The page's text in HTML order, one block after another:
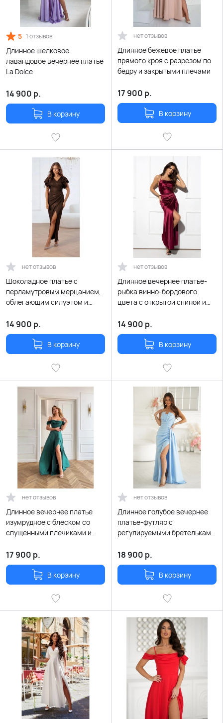
5 1 отзывов
Длинное шелковое
лавандовое вечернее платье
La Dolce
14 900 р.
В корзину
нет отзывов
Длинное бежевое платье
прямого кроя с разрезом по
бедру и закрытыми плечами
17 900 р.
В корзину
нет отзывов
Шоколадное платье с
перламутровым мерцанием,
облегающим силуэтом и
14 900 р.
В корзину
нет отзывов
Длинное вечернее платье-
рыбка винно-бордового
цвета с открытой спиной и
14 900 р.
В корзину
нет отзывов
Длинное вечернее платье
изумрудное с блеском со
спущенными плечиками и
17 900 р.
В корзину
нет отзывов
Длинное голубое вечернее
платье-футляр с
регулируемыми бретельками
18 900 р.
В корзину